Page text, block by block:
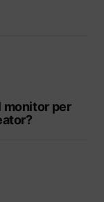
monitor per